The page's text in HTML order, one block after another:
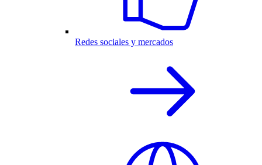
Redes sociales y mercados